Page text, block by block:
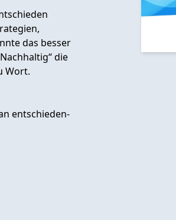
das besser
die
Wort.
entschieden-